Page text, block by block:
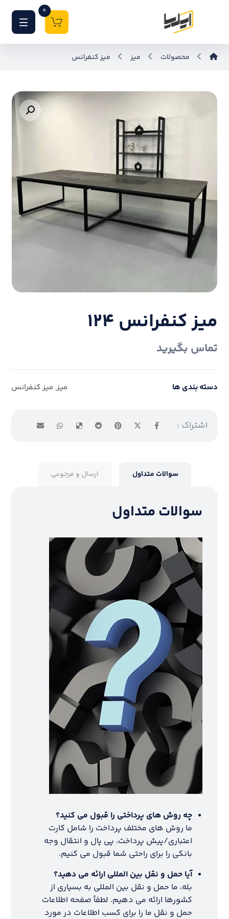
0
محصولات میز میز کنفرانس
میز کنفرانس ۱۲۴
تماس بگیرید
دسته بندی ها میز, میز کنفرانس
سوالات متداول ارسال و مرجوعی
سوالات متداول
چه روش های پرداختی را قبول می کنید؟
ما روش های مختلف پرداخت را شامل کارت
اعتباری/پیش پرداخت، پی پال و انتقال وجه
بانکی را برای راحتی شما قبول می کنیم.
آیا حمل و نقل بین المللی ارائه می دهید؟
بله، ما حمل و نقل بین المللی به بسیاری از
کشورها ارائه می دهیم. لطفاً صفحه اطلاعات
حمل و نقل ما را برای کسب اطلاعات در مورد